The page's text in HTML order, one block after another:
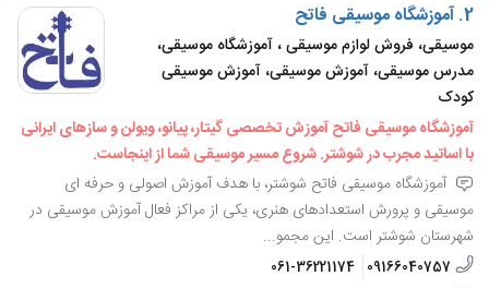
2. آموزشگاه موسیقی فاتح
موسیقی، فروش لوازم موسیقی ، آموزشگاه موسیقی،
مدرس موسیقی، آموزش موسیقی، آموزش موسیقی
کودک
آموزشگاه موسیقی فاتح آموزش تخصصی گیتار، پیانو، ویولن و سازهای ایرانی
با اساتید مجرب در شوشتر. شروع مسیر موسیقی شما از اینجاست.
آموزشگاه موسیقی فاتح شوشتر، با هدف آموزش اصولی و حرفه ای
موسیقی و پرورش استعدادهای هنری، یکی از مراکز فعال آموزش موسیقی در
شهرستان شوشتر است. این مجمو...
09166040757
061-36221174